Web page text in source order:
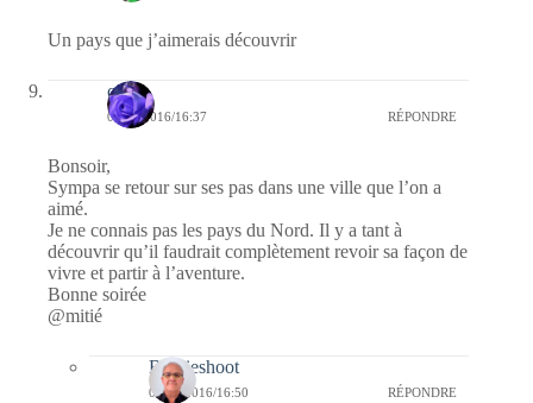
Un pays que j’aimerais découvrir
covix
02/01/2016/16:37 RÉPONDRE
Bonsoir,
Sympa se retour sur ses pas dans une ville que l’on a
aimé.
Je ne connais pas les pays du Nord. Il y a tant à
découvrir qu’il faudrait complètement revoir sa façon de
vivre et partir à l’aventure.
Bonne soirée
@mitié
Bernieshoot
02/01/2016/16:50 RÉPONDRE